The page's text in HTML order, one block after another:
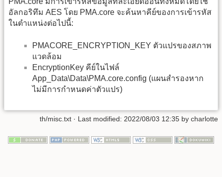
อัลกอริทึม AES โดย PMA.core จะค้นหาคีย์ของการเข้ารหัส
ในตำแหน่งต่อไปนี้:
PMACORE_ENCRYPTION_KEY ตัวแปรของสภาพ
แวดล้อม
EncryptionKey คีย์ในไฟล์
App_Data\Data\PMA.core.config (แผนสำรองหาก
ไม่มีการกำหนดค่าตัวแปร)
th/misc.txt · Last modified: 2022/08/03 12:35 by charlotte